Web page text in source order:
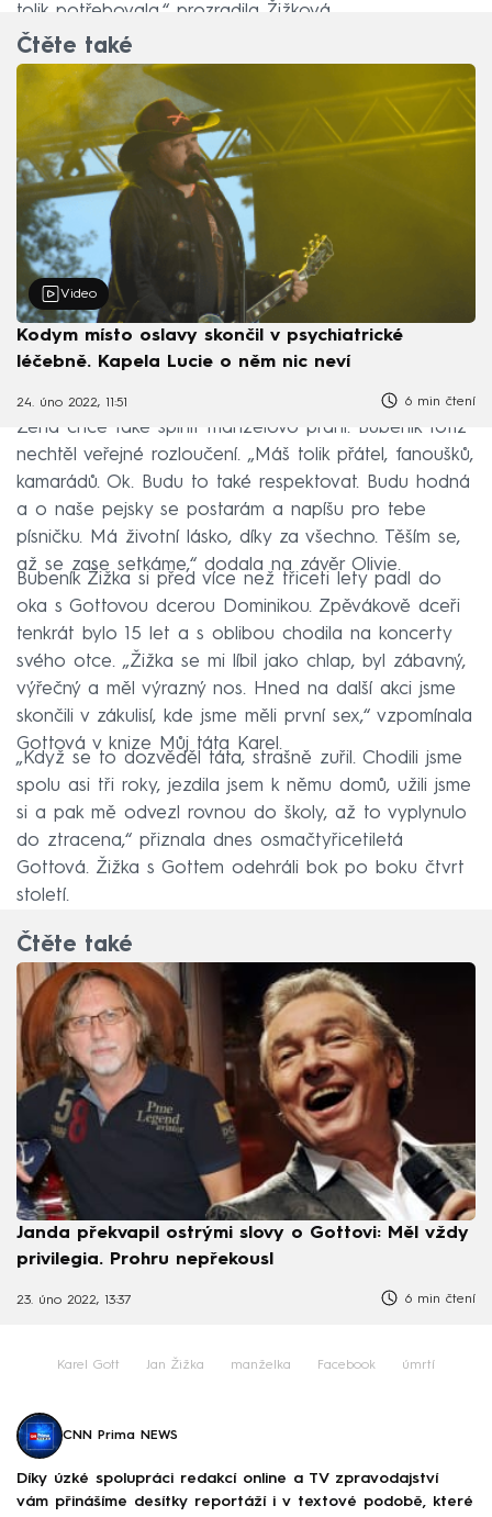
tolik potřebovala,“ prozradila Žižková.
Čtěte také
Video
Kodym místo oslavy skončil v psychiatrické
léčebně. Kapela Lucie o něm nic neví
24. úno 2022, 11:51 6 min čtení
Žena chce také splnit manželovo přání. Bubeník totiž
nechtěl veřejné rozloučení. „Máš tolik přátel, fanoušků,
kamarádů. Ok. Budu to také respektovat. Budu hodná
a o naše pejsky se postarám a napíšu pro tebe
písničku. Má životní lásko, díky za všechno. Těším se,
až se zase setkáme,“ dodala na závěr Olivie.
Bubeník Žižka si před více než třiceti lety padl do
oka s Gottovou dcerou Dominikou. Zpěvákově dceři
tenkrát bylo 15 let a s oblibou chodila na koncerty
svého otce. „Žižka se mi líbil jako chlap, byl zábavný,
výřečný a měl výrazný nos. Hned na další akci jsme
skončili v zákulisí, kde jsme měli první sex,“ vzpomínala
Gottová v knize Můj táta Karel.
„Když se to dozvěděl táta, strašně zuřil. Chodili jsme
spolu asi tři roky, jezdila jsem k němu domů, užili jsme
si a pak mě odvezl rovnou do školy, až to vyplynulo
do ztracena,“ přiznala dnes osmačtyřicetiletá
Gottová. Žižka s Gottem odehráli bok po boku čtvrt
století.
Čtěte také
Janda překvapil ostrými slovy o Gottovi: Měl vždy
privilegia. Prohru nepřekousl
23. úno 2022, 13:37 6 min čtení
Karel Gott Jan Žižka manželka Facebook úmrtí
CNN Prima NEWS
Díky úzké spolupráci redakcí online a TV zpravodajství
vám přinášíme desítky reportáží i v textové podobě, které